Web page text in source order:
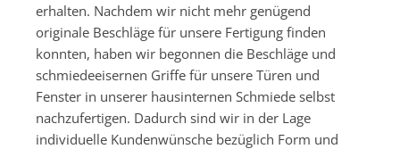
erhalten. Nachdem wir nicht mehr genügend
originale Beschläge für unsere Fertigung finden
konnten, haben wir begonnen die Beschläge und
schmiedeeisernen Griffe für unsere Türen und
Fenster in unserer hausinternen Schmiede selbst
nachzufertigen. Dadurch sind wir in der Lage
individuelle Kundenwünsche bezüglich Form und